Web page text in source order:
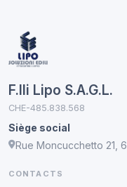
F.lli Lipo S.A.G.L.
CHE-485.838.568
Siège social
Rue Moncucchetto 21,
CONTACTS